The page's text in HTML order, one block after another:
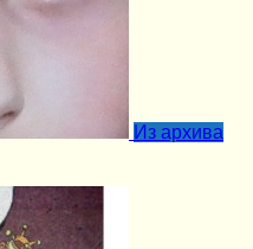
Из архива